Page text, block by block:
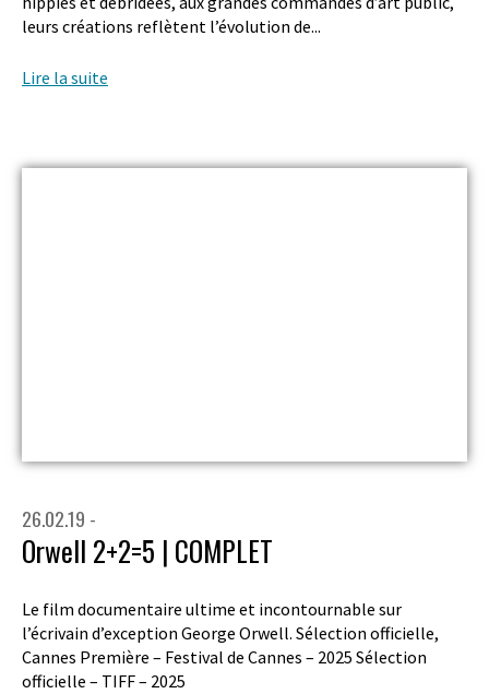
leurs créations reflètent l’évolution de...
Lire la suite
26.02.19 -
Orwell 2+2=5 | COMPLET
Le film documentaire ultime et incontournable sur
l’écrivain d’exception George Orwell. Sélection officielle,
Cannes Première – Festival de Cannes – 2025 Sélection
officielle – TIFF – 2025